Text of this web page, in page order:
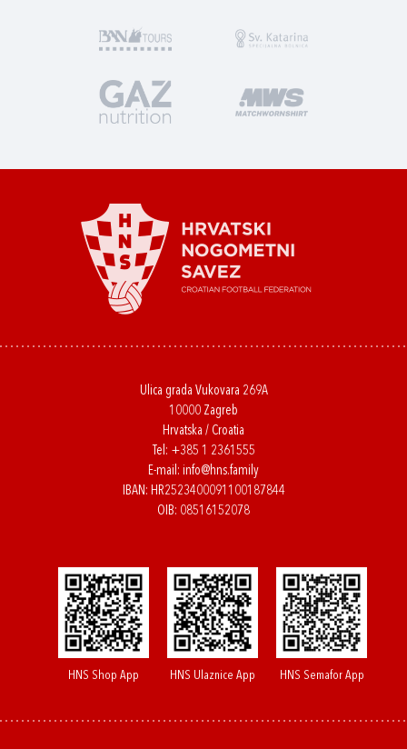
Ulica grada Vukovara 269A
10000 Zagreb
Hrvatska / Croatia
Tel: +385 1 2361555
E-mail: info@hns.family
IBAN: HR2523400091100187844
OIB: 08516152078
HNS Shop App HNS Ulaznice App HNS Semafor App